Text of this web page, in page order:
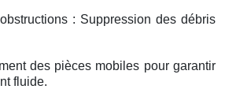
: Suppression des débris
des pièces mobiles pour garantir
fluide.